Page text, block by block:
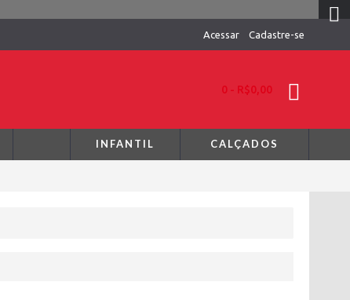
Acessar Cadastre-se
0 - R$0,00
INFANTIL CALÇADOS